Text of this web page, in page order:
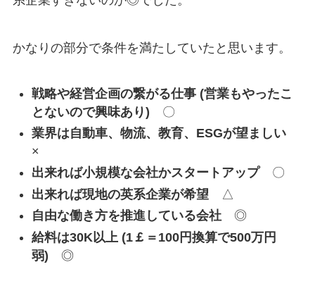
かなりの部分で条件を満たしていたと思います。
戦略や経営企画の繋がる仕事 (営業もやったこ
とないので興味あり) 〇
業界は自動車、物流、教育、ESGが望ましい
×
出来れば小規模な会社かスタートアップ〇
出来れば現地の英系企業が希望 △
自由な働き方を推進している会社◎
給料は30K以上 (1￡＝100円換算で500万円
弱) ◎